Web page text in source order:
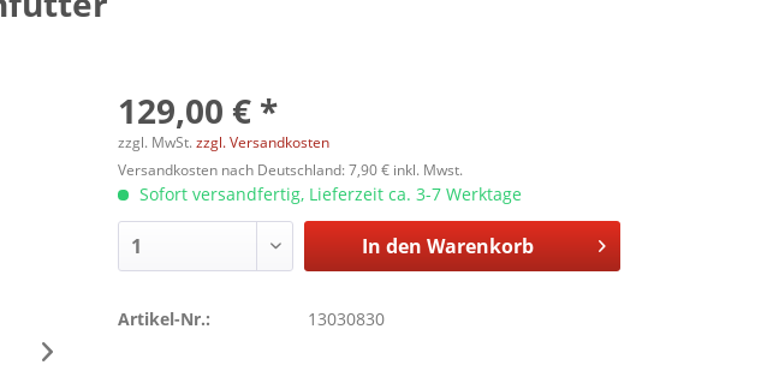
129,00 € *
zzgl. MwSt. zzgl. Versandkosten
Versandkosten nach Deutschland: 7,90 € inkl. Mwst.
Sofort versandfertig, Lieferzeit ca. 3-7 Werktage
In den Warenkorb
Artikel-Nr.: 13030830